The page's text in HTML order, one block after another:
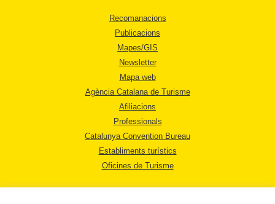
Recomanacions
Publicacions
Mapes/GIS
Newsletter
Mapa web
Agència Catalana de Turisme
Afiliacions
Professionals
Catalunya Convention Bureau
Establiments turístics
Oficines de Turisme